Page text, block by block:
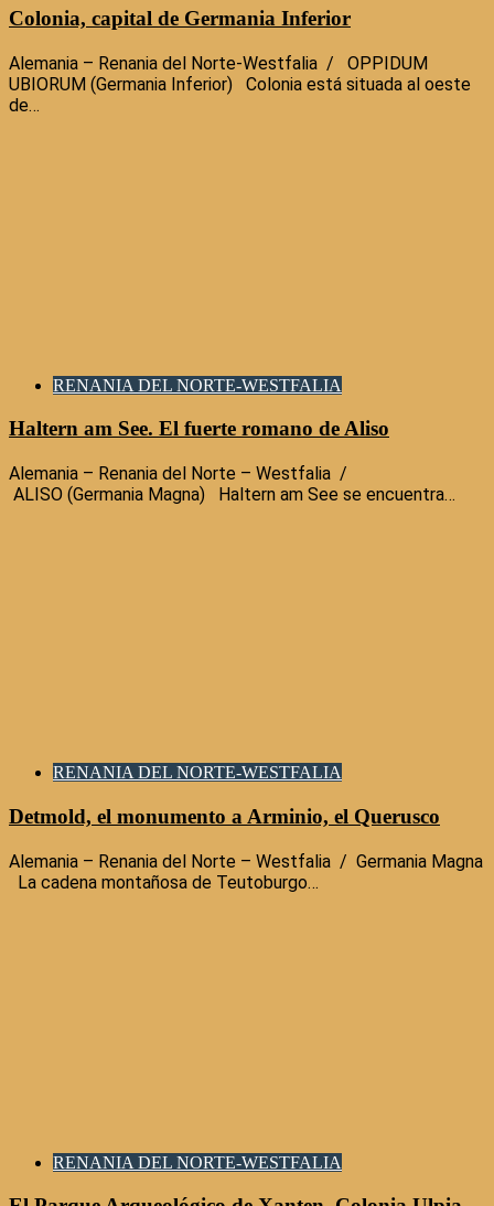
Colonia, capital de Germania Inferior
Alemania – Renania del Norte-Westfalia / OPPIDUM
UBIORUM (Germania Inferior) Colonia está situada al oeste
de…
RENANIA DEL NORTE-WESTFALIA
Haltern am See. El fuerte romano de Aliso
Alemania – Renania del Norte – Westfalia /
ALISO (Germania Magna) Haltern am See se encuentra…
RENANIA DEL NORTE-WESTFALIA
Detmold, el monumento a Arminio, el Querusco
Alemania – Renania del Norte – Westfalia / Germania Magna
La cadena montañosa de Teutoburgo…
RENANIA DEL NORTE-WESTFALIA